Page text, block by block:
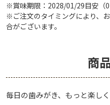
※賞味期限：2028/01/29目安（
※ご注文のタイミングにより、
合がございます。
商
毎日の歯みがき、もっと楽し